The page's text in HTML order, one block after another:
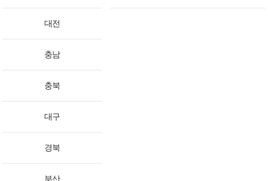
대전
충남
충북
대구
경북
부산